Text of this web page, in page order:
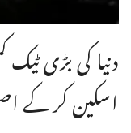
دنیا کی بڑی
اسکین کر کے